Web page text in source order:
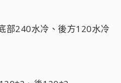
部240水冷、後方120水冷